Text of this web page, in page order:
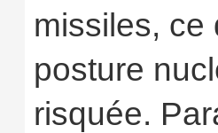
missiles, ce
posture
risquée.